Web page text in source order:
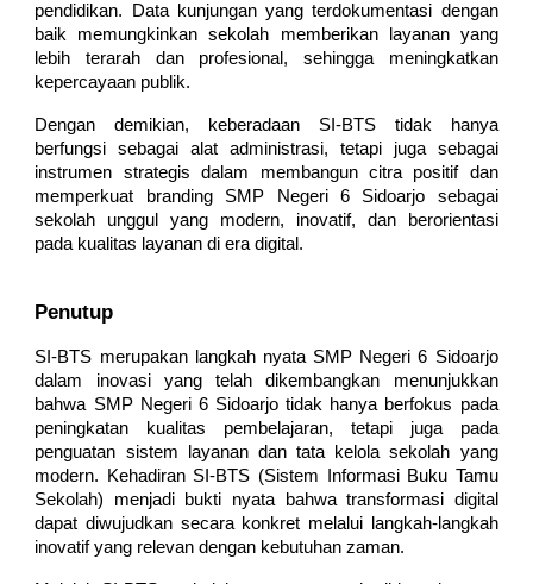
pendidikan. Data kunjungan yang terdokumentasi dengan
baik memungkinkan sekolah memberikan layanan yang
lebih terarah dan profesional, sehingga meningkatkan
kepercayaan publik.
Dengan demikian, keberadaan SI-BTS tidak hanya
berfungsi sebagai alat administrasi, tetapi juga sebagai
instrumen strategis dalam membangun citra positif dan
memperkuat branding SMP Negeri 6 Sidoarjo sebagai
sekolah unggul yang modern, inovatif, dan berorientasi
pada kualitas layanan di era digital.
Penutup
SI-BTS merupakan langkah nyata SMP Negeri 6 Sidoarjo
dalam inovasi yang telah dikembangkan menunjukkan
bahwa SMP Negeri 6 Sidoarjo tidak hanya berfokus pada
peningkatan kualitas pembelajaran, tetapi juga pada
penguatan sistem layanan dan tata kelola sekolah yang
modern. Kehadiran SI-BTS (Sistem Informasi Buku Tamu
Sekolah) menjadi bukti nyata bahwa transformasi digital
dapat diwujudkan secara konkret melalui langkah-langkah
inovatif yang relevan dengan kebutuhan zaman.